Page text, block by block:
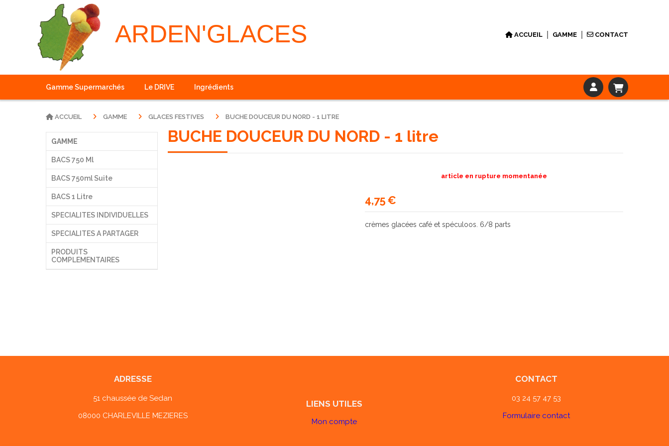
ARDEN'GLACES ACCUEIL GAMME CONTACT
Gamme Supermarchés Le DRIVE Ingrédients
GAMME
BACS 750 Ml
BACS 750ml Suite
BACS 1 Litre
SPECIALITES INDIVIDUELLES
SPECIALITES A PARTAGER
PRODUITS
COMPLEMENTAIRES
ACCUEIL GAMME GLACES FESTIVES BUCHE DOUCEUR DU NORD - 1 LITRE
BUCHE DOUCEUR DU NORD - 1 litre
4,75€
article en rupture momentanée
crèmes glacées café et spéculoos. 6/8 parts
ADRESSE
51 chaussée de Sedan
08000 CHARLEVILLE MEZIERES
LIENS UTILES
Mon compte
CONTACT
03 24 57 47 53
Formulaire contact
Panneau de gestion des cookies